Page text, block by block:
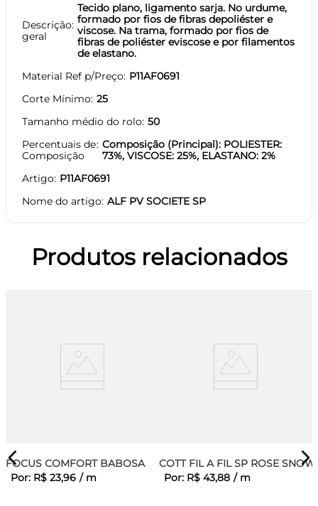
Descrição
geral
Tecido plano, ligamento sarja. No urdume,
formado por fios de fibras depoliéster e
viscose. Na trama, formado por fios de
fibras de poliéster eviscose e por filamentos
de elastano.
Material Ref p/Preço P11AF0691
Corte Mínimo 25
Tamanho médio do rolo 50
Percentuais de
Composição
Composição (Principal): POLIESTER:
73%, VISCOSE: 25%, ELASTANO: 2%
Artigo P11AF0691
Nome do artigo ALF PV SOCIETE SP
Produtos relacionados
FOCUS COMFORT BABOSA
Por: R$ 23,96 / m
COTT FIL A FIL SP ROSE SNOW
Por: R$ 43,88 / m